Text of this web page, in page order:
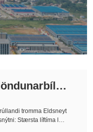
tromma Eldsneyt
Stærsta líftíma lyfti